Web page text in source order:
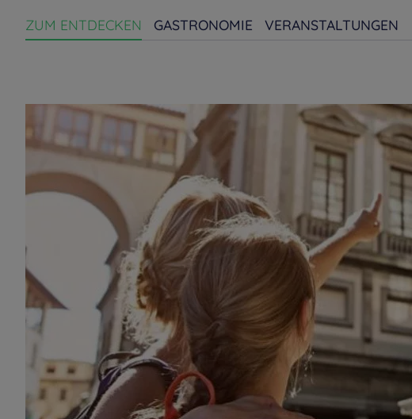
ZUM ENTDECKEN GASTRONOMIE VERANSTALTUNGEN